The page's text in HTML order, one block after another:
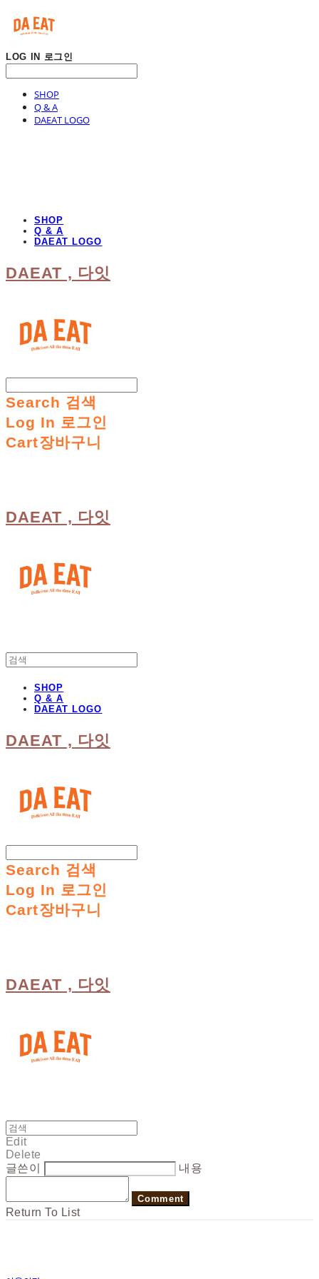
LOG IN 로그인
SHOP
Q & A
DAEAT LOGO
SHOP
Q & A
DAEAT LOGO
DAEAT , 다잇
Search 검색
Log In 로그인
Cart장바구니
DAEAT , 다잇
SHOP
Q & A
DAEAT LOGO
DAEAT , 다잇
Search 검색
Log In 로그인
Cart장바구니
DAEAT , 다잇
Edit
Delete
글쓴이
내용
Comment
Return To List